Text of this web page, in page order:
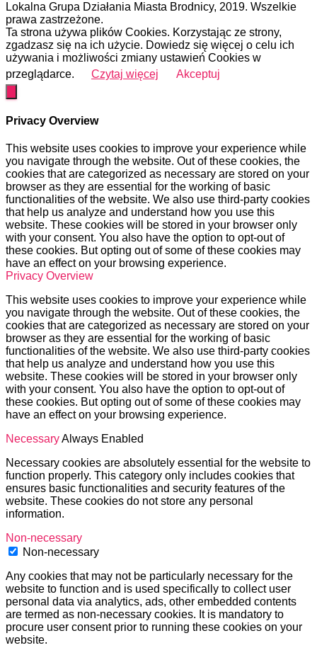
Lokalna Grupa Działania Miasta Brodnicy, 2019. Wszelkie
prawa zastrzeżone.
Ta strona używa plików Cookies. Korzystając ze strony,
zgadzasz się na ich użycie. Dowiedz się więcej o celu ich
używania i możliwości zmiany ustawień Cookies w
przeglądarce.
Czytaj więcej Akceptuj
Privacy Overview
This website uses cookies to improve your experience while
you navigate through the website. Out of these cookies, the
cookies that are categorized as necessary are stored on your
browser as they are essential for the working of basic
functionalities of the website. We also use third-party cookies
that help us analyze and understand how you use this
website. These cookies will be stored in your browser only
with your consent. You also have the option to opt-out of
these cookies. But opting out of some of these cookies may
have an effect on your browsing experience.
Privacy Overview
This website uses cookies to improve your experience while
you navigate through the website. Out of these cookies, the
cookies that are categorized as necessary are stored on your
browser as they are essential for the working of basic
functionalities of the website. We also use third-party cookies
that help us analyze and understand how you use this
website. These cookies will be stored in your browser only
with your consent. You also have the option to opt-out of
these cookies. But opting out of some of these cookies may
have an effect on your browsing experience.
NecessaryAlways Enabled
Necessary cookies are absolutely essential for the website to
function properly. This category only includes cookies that
ensures basic functionalities and security features of the
website. These cookies do not store any personal
information.
Non-necessary
Non-necessary
Any cookies that may not be particularly necessary for the
website to function and is used specifically to collect user
personal data via analytics, ads, other embedded contents
are termed as non-necessary cookies. It is mandatory to
procure user consent prior to running these cookies on your
website.